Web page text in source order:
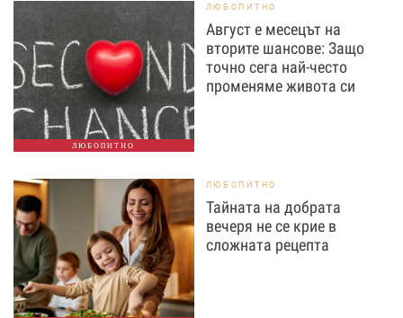
ЛЮБОПИТНО
ЛЮБОПИТНО
Август е месецът на
вторите шансове: Защо
точно сега най-често
променяме живота си
ЛЮБОПИТНО
Тайната на добрата
вечеря не се крие в
сложната рецепта